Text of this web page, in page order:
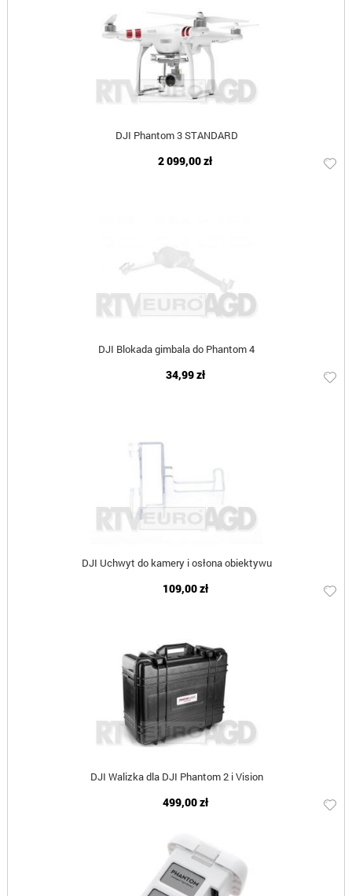
DJI Phantom 3 STANDARD
2 099,00 zł
DJI Blokada gimbala do Phantom 4
34,99 zł
DJI Uchwyt do kamery i osłona obiektywu
109,00 zł
DJI Walizka dla DJI Phantom 2 i Vision
499,00 zł